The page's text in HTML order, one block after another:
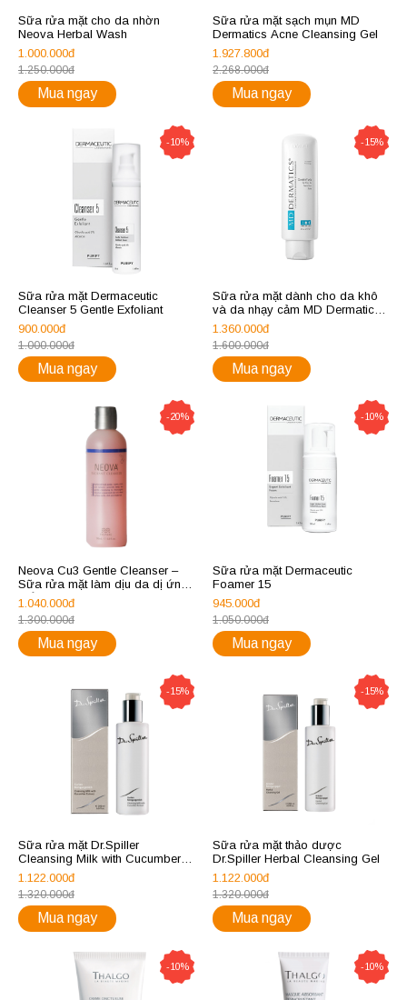
Sữa rửa mặt cho da nhờn
Neova Herbal Wash
1.000.000đ
1.250.000đ
Mua ngay
Sữa rửa mặt sạch mụn MD
Dermatics Acne Cleansing Gel
1.927.800đ
2.268.000đ
Mua ngay
-10%
Sữa rửa mặt Dermaceutic
Cleanser 5 Gentle Exfoliant
900.000đ
1.000.000đ
Mua ngay
-15%
Sữa rửa mặt dành cho da khô
và da nhạy cảm MD Dermatics
GentleWash For Dry and
Sensitive Skin
1.360.000đ
1.600.000đ
Mua ngay
-20%
Neova Cu3 Gentle Cleanser –
Sữa rửa mặt làm dịu da dị ứng,
mẩn đỏ
1.040.000đ
1.300.000đ
Mua ngay
-10%
Sữa rửa mặt Dermaceutic
Foamer 15
945.000đ
1.050.000đ
Mua ngay
-15%
Sữa rửa mặt Dr.Spiller
Cleansing Milk with Cucumber
Extract
1.122.000đ
1.320.000đ
Mua ngay
-15%
Sữa rửa mặt thảo dược
Dr.Spiller Herbal Cleansing Gel
1.122.000đ
1.320.000đ
Mua ngay
-10% -10%